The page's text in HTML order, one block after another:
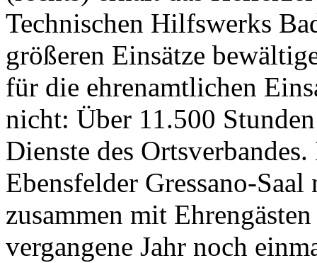
Technischen Hilfswerks
größeren Einsätze
für die ehrenamtlichen
nicht: Über 11.500
Dienste des
Ebensfelder Gressano-
zusammen mit
vergangene Jahr noch